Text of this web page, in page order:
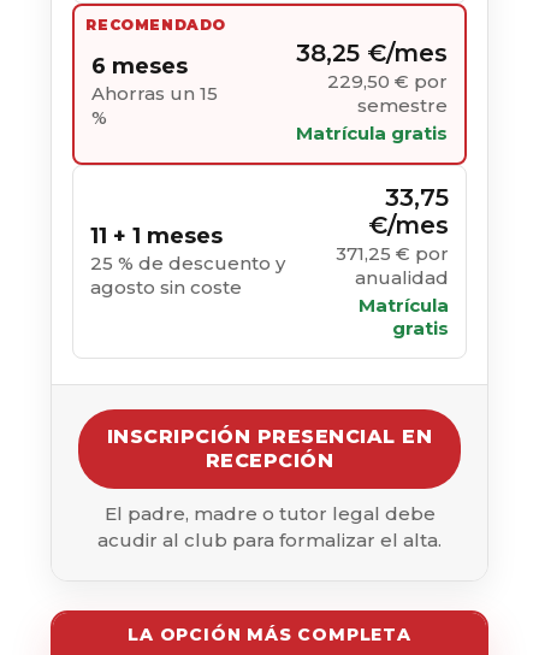
RECOMENDADO
6 meses
Ahorras un 15
%
38,25 €/mes
229,50 € por
semestre
Matrícula gratis
11 + 1 meses
25 % de descuento y
agosto sin coste
33,75
€/mes
371,25 € por
anualidad
Matrícula
gratis
INSCRIPCIÓN PRESENCIAL EN
RECEPCIÓN
El padre, madre o tutor legal debe
acudir al club para formalizar el alta.
LA OPCIÓN MÁS COMPLETA